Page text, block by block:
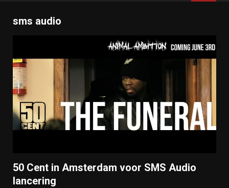
sms audio
50 Cent in Amsterdam voor SMS Audio
lancering